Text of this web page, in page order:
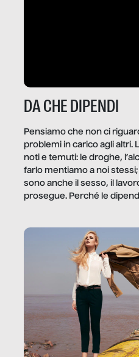
DA CHE DIPENDI
Pensiamo che non ci
problemi in carico agli altri.
noti e temuti: le droghe,
farlo mentiamo a noi
sono anche il sesso, il
prosegue. Perché le
trae un guadagno. In
quale e come.